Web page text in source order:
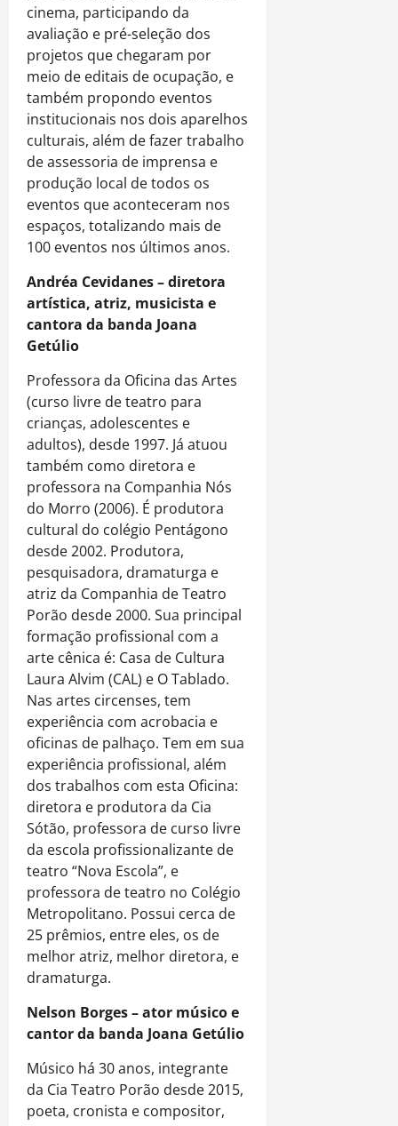
cinema, participando da
avaliação e pré-seleção dos
projetos que chegaram por
meio de editais de ocupação, e
também propondo eventos
institucionais nos dois aparelhos
culturais, além de fazer trabalho
de assessoria de imprensa e
produção local de todos os
eventos que aconteceram nos
espaços, totalizando mais de
100 eventos nos últimos anos.
Andréa Cevidanes – diretora
artística, atriz, musicista e
cantora da banda Joana
Getúlio
Professora da Oficina das Artes
(curso livre de teatro para
crianças, adolescentes e
adultos), desde 1997. Já atuou
também como diretora e
professora na Companhia Nós
do Morro (2006). É produtora
cultural do colégio Pentágono
desde 2002. Produtora,
pesquisadora, dramaturga e
atriz da Companhia de Teatro
Porão desde 2000. Sua principal
formação profissional com a
arte cênica é: Casa de Cultura
Laura Alvim (CAL) e O Tablado.
Nas artes circenses, tem
experiência com acrobacia e
oficinas de palhaço. Tem em sua
experiência profissional, além
dos trabalhos com esta Oficina:
diretora e produtora da Cia
Sótão, professora de curso livre
da escola profissionalizante de
teatro “Nova Escola”, e
professora de teatro no Colégio
Metropolitano. Possui cerca de
25 prêmios, entre eles, os de
melhor atriz, melhor diretora, e
dramaturga.
Nelson Borges – ator músico e
cantor da banda Joana Getúlio
Músico há 30 anos, integrante
da Cia Teatro Porão desde 2015,
poeta, cronista e compositor,